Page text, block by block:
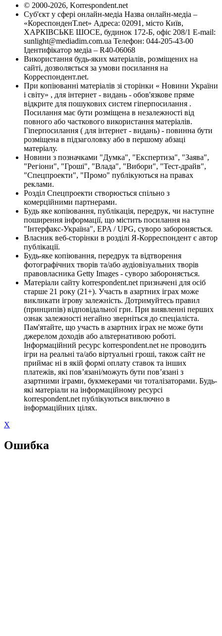
© 2000-2026, Korrespondent.net
Суб'єкт у сфері онлайн-медіа Назва онлайн-медіа –
«КореспонденТ.net» Адреса: 02091, місто Київ,
ХАРКІВСЬКЕ ШОСЕ, будинок 172-Б, офіс 208/1 E-mail:
sunlight@mediadim.com.ua Телефон: 044-205-43-00
Ідентифікатор медіа – R40-06068
Використання будь-яких матеріалів, розміщених на
сайті, дозволяється за умови посилання на
Корреспондент.net.
При копіюванні матеріалів зі сторінки « Новини України
і світу» , для інтернет - видань - обов'язкове пряме
відкрите для пошукових систем гіперпосилання .
Посилання має бути розміщена в незалежності від
повного або часткового використання матеріалів.
Гіперпосилання ( для інтернет - видань) - повинна бути
розміщена в підзаголовку або в першому абзаці
матеріалу.
Новини з позначками "Думка", "Експертиза", "Заява",
"Регіони", "Гроші", "Влада", "Вибори", "Тест-драйв",
"Спецпроекти", "Промо" публікуються на правах
реклами.
Розділ Спецпроекти створюється спільно з
комерційними партнерами.
Будь яке копіювання, публікація, передрук, чи наступне
поширення інформації, що містить посилання на
"Інтерфакс-Україна", EPA / UPG, суворо забороняється.
Власник веб-сторінки в розділі Я-Корреспондент є автор
публікації.
Будь-яке копіювання, передрук та відтворення
фотографічних творів та/або аудіовізуальних творів
правовласника Getty Images - суворо забороняється.
Матеріали сайту korrespondent.net призначені для осіб
старше 21 року (21+). Участь в азартних іграх може
викликати ігрову залежність. Дотримуйтесь правил
(принципів) відповідальної гри. При виявленні перших
ознак залежності негайно зверніться до спеціаліста.
Пам'ятайте, що участь в азартних іграх не може бути
джерелом доходів або альтернативою роботі.
Інформаційний ресурс korrespondent.net не проводить
ігри на реальні та/або віртуальні гроші, також сайт не
приймає ні в якій формі оплату ставок та інших
платежів, які пов’язані/можуть бути пов’язані з
азартними іграми, букмекерами чи тоталізаторами. Будь-
які матеріали на інформаційному ресурсі
korrespondent.net публікуються виключно в
інформаційних цілях.
X
Ошибка